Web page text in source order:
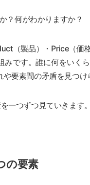
？何がわかりますか？
（製品）・Price（価
みです。誰に何をいく
要素間の矛盾を見つけ
一つずつ見ていきます。
の要素